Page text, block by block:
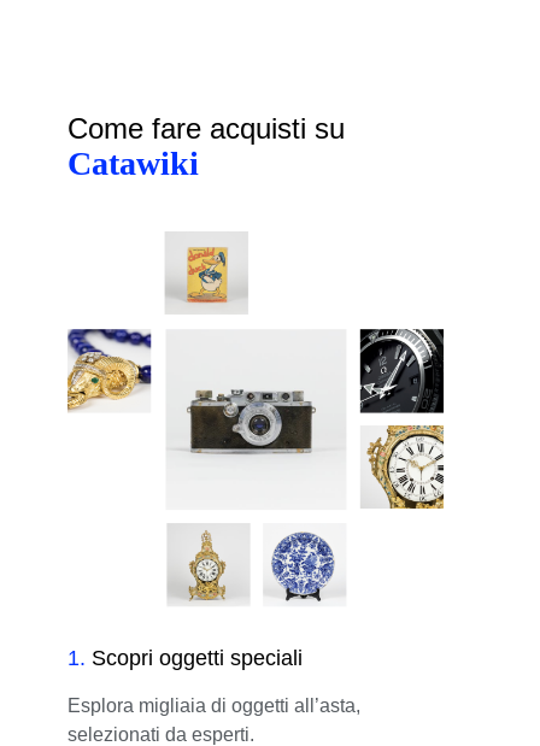
Come fare acquisti su
Catawiki
1. Scopri oggetti speciali
Esplora migliaia di oggetti all’asta,
selezionati da esperti.